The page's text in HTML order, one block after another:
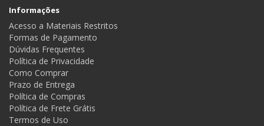
Informações
Acesso a Materiais Restritos
Formas de Pagamento
Dúvidas Frequentes
Política de Privacidade
Como Comprar
Prazo de Entrega
Política de Compras
Política de Frete Grátis
Termos de Uso